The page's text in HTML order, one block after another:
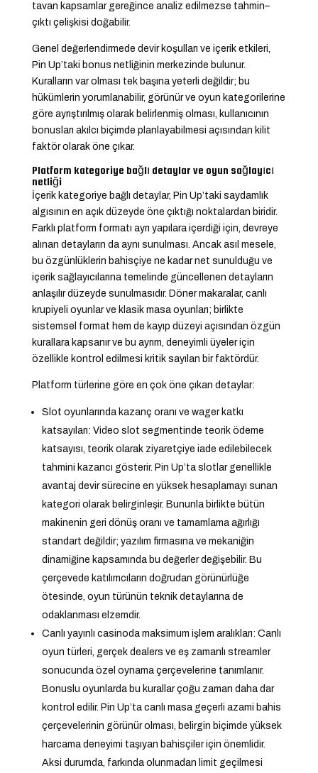
tavan kapsamlar gereğince analiz edilmezse tahmin–
çıktı çelişkisi doğabilir.
Genel değerlendirmede devir koşulları ve içerik etkileri,
Pin Up’taki bonus netliğinin merkezinde bulunur.
Kuralların var olması tek başına yeterli değildir; bu
hükümlerin yorumlanabilir, görünür ve oyun kategorilerine
göre ayrıştırılmış olarak belirlenmiş olması, kullanıcının
bonusları akılcı biçimde planlayabilmesi açısından kilit
faktör olarak öne çıkar.
Platform kategoriye bağlı detaylar ve oyun sağlayıcı
netliği
İçerik kategoriye bağlı detaylar, Pin Up’taki saydamlık
algısının en açık düzeyde öne çıktığı noktalardan biridir.
Farklı platform formatı ayrı yapılara içerdiği için, devreye
alınan detayların da aynı sunulması. Ancak asıl mesele,
bu özgünlüklerin bahisçiye ne kadar net sunulduğu ve
içerik sağlayıcılarına temelinde güncellenen detayların
anlaşılır düzeyde sunulmasıdır. Döner makaralar, canlı
krupiyeli oyunlar ve klasik masa oyunları; birlikte
sistemsel format hem de kayıp düzeyi açısından özgün
kurallara kapsanır ve bu ayrım, deneyimli üyeler için
özellikle kontrol edilmesi kritik sayılan bir faktördür.
Platform türlerine göre en çok öne çıkan detaylar:
Slot oyunlarında kazanç oranı ve wager katkı
katsayıları: Video slot segmentinde teorik ödeme
katsayısı, teorik olarak ziyaretçiye iade edilebilecek
tahmini kazancı gösterir. Pin Up’ta slotlar genellikle
avantaj devir sürecine en yüksek hesaplamayı sunan
kategori olarak belirginleşir. Bununla birlikte bütün
makinenin geri dönüş oranı ve tamamlama ağırlığı
standart değildir; yazılım firmasına ve mekaniğin
dinamiğine kapsamında bu değerler değişebilir. Bu
çerçevede katılımcıların doğrudan görünürlüğe
ötesinde, oyun türünün teknik detaylarına de
odaklanması elzemdir.
Canlı yayınlı casinoda maksimum işlem aralıkları: Canlı
oyun türleri, gerçek dealers ve eş zamanlı streamler
sonucunda özel oynama çerçevelerine tanımlanır.
Bonuslu oyunlarda bu kurallar çoğu zaman daha dar
kontrol edilir. Pin Up’ta canlı masa geçerli azami bahis
çerçevelerinin görünür olması, belirgin biçimde yüksek
harcama deneyimi taşıyan bahisçiler için önemlidir.
Aksi durumda, farkında olunmadan limit geçilmesi